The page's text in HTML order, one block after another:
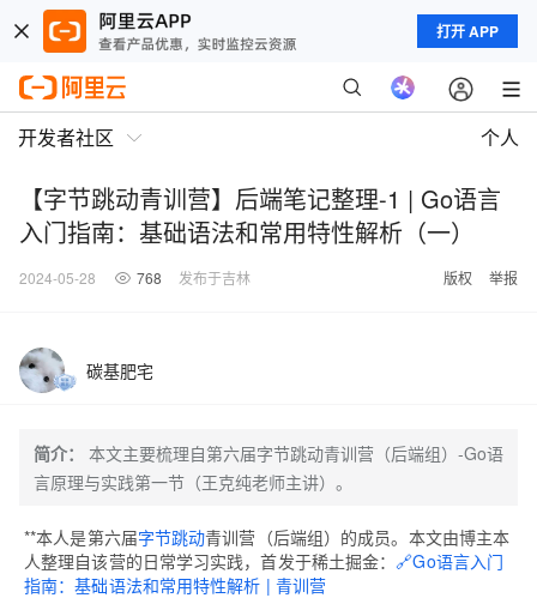
打开 APP
开发者社区 个人
【字节跳动青训营】后端笔记整理-1 | Go语言
入门指南：基础语法和常用特性解析（一）
2024-05-28 768 发布于吉林 版权 举报
碳基肥宅
简介：
本文主要梳理自第六届字节跳动青训营（后端组）-Go语
言原理与实践第一节（王克纯老师主讲）。
**本人是第六届字节跳动青训营（后端组）的成员。本文由博主本
人整理自该营的日常学习实践，首发于稀土掘金：🔗Go语言入门
指南：基础语法和常用特性解析 | 青训营